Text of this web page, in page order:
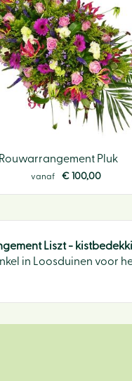
Rouwarrangement Pluk
vanaf € 100,00
Liszt -
in Loosduinen voor